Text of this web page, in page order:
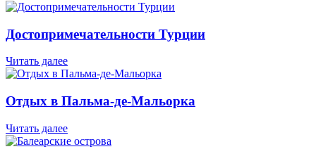
Достопримечательности Турции
Читать далее
Отдых в Пальма-де-Мальорка
Читать далее